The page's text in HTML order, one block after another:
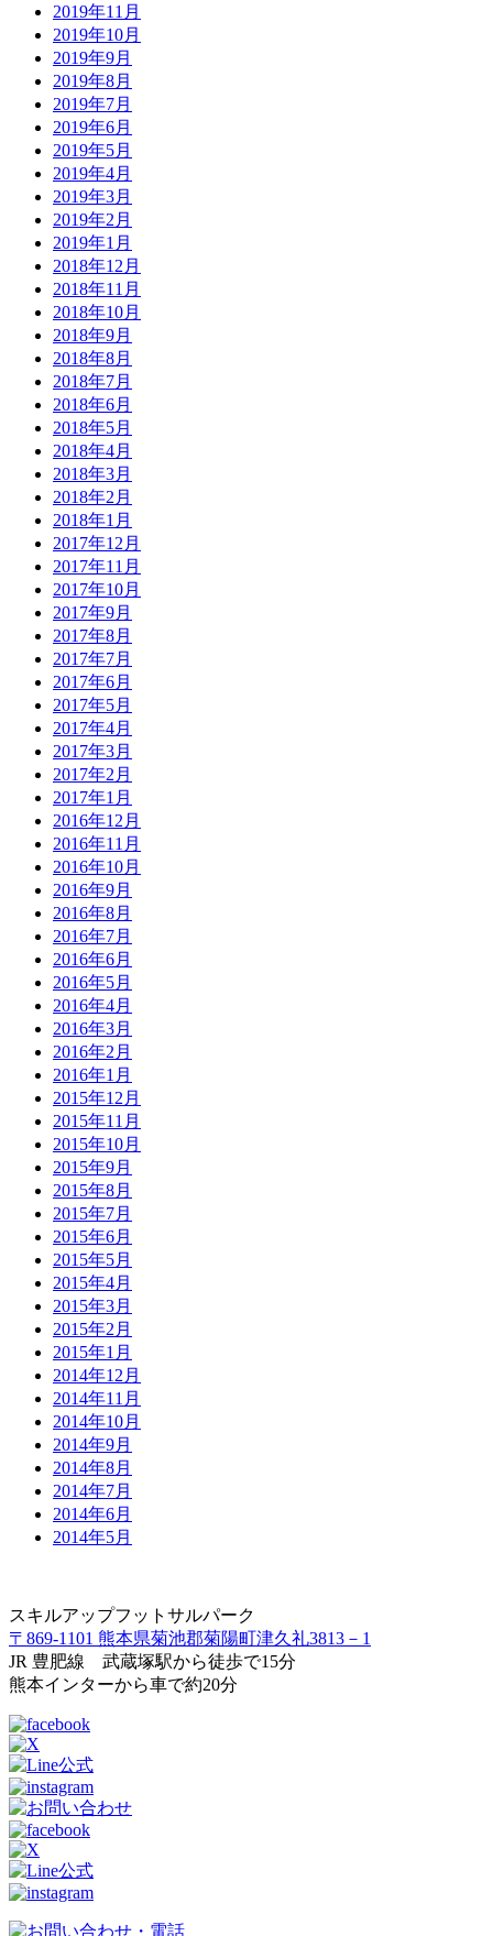
2019年11月
2019年10月
2019年9月
2019年8月
2019年7月
2019年6月
2019年5月
2019年4月
2019年3月
2019年2月
2019年1月
2018年12月
2018年11月
2018年10月
2018年9月
2018年8月
2018年7月
2018年6月
2018年5月
2018年4月
2018年3月
2018年2月
2018年1月
2017年12月
2017年11月
2017年10月
2017年9月
2017年8月
2017年7月
2017年6月
2017年5月
2017年4月
2017年3月
2017年2月
2017年1月
2016年12月
2016年11月
2016年10月
2016年9月
2016年8月
2016年7月
2016年6月
2016年5月
2016年4月
2016年3月
2016年2月
2016年1月
2015年12月
2015年11月
2015年10月
2015年9月
2015年8月
2015年7月
2015年6月
2015年5月
2015年4月
2015年3月
2015年2月
2015年1月
2014年12月
2014年11月
2014年10月
2014年9月
2014年8月
2014年7月
2014年6月
2014年5月
スキルアップフットサルパーク
〒869-1101 熊本県菊池郡菊陽町津久礼3813－1
JR 豊肥線 武蔵塚駅から徒歩で15分
熊本インターから車で約20分